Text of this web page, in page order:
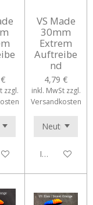
zzgl.
Warenkorb
VS Made
30mm
Extrem
Auftreibe
nd
4,79 €
inkl. MwSt zzgl.
Versandkosten
In den